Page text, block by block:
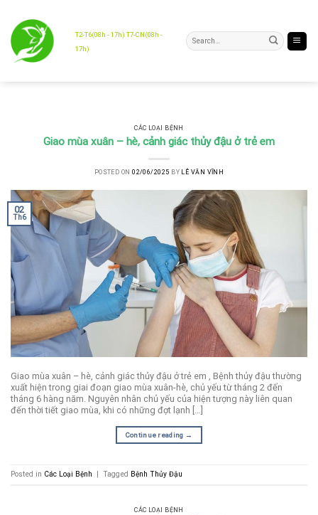
content
T2-T6(08h - 17h) T7-CN(08h -
17h)
CÁC LOẠI BỆNH
Giao mùa xuân – hè, cảnh giác thủy đậu ở trẻ em
POSTED ON02/06/2025 BY LÊ VĂN VĨNH
02
Th6
Giao mùa xuân – hè, cảnh giác thủy đậu ở trẻ em , Bệnh thủy đậu thường
xuất hiện trong giai đoạn giao mùa xuân-hè, chủ yếu từ tháng 2 đến
tháng 6 hàng năm. Nguyên nhân chủ yếu của hiện tượng này liên quan
đến thời tiết giao mùa, khi có những đợt lạnh […]
Continue reading →
Posted in Các Loại Bệnh Tagged Bệnh Thủy Đậu
CÁC LOẠI BỆNH